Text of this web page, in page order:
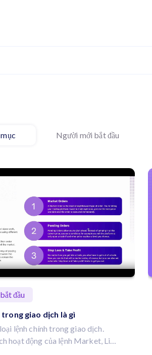
Người mới bắt đầu
đầu
trong giao dịch là gì
lệnh chính trong giao dịch.
hoạt động của lệnh Market, Limit